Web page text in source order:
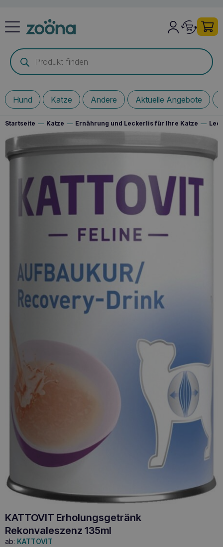
Products
search
Hund Katze Andere Aktuelle Angebote
Startseite — Katze — Ernährung und Leckerlis für Ihre Katze —
KATTOVIT Erholungsgetränk
Rekonvaleszenz 135ml
ab: KATTOVIT